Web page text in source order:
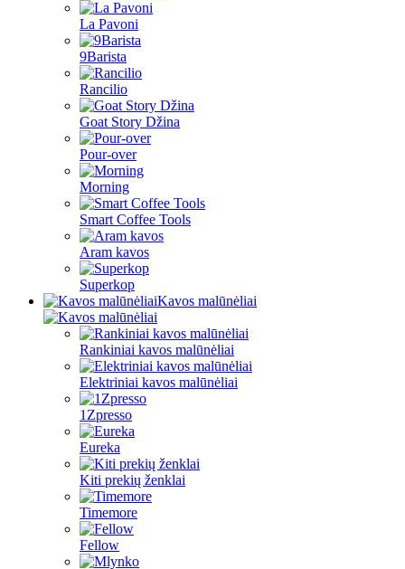
La Pavoni
9Barista
Rancilio
Goat Story Džina
Pour-over
Morning
Smart Coffee Tools
Aram kavos
Superkop
Kavos malūnėliai
Rankiniai kavos malūnėliai
Elektriniai kavos malūnėliai
1Zpresso
Eureka
Kiti prekių ženklai
Timemore
Fellow